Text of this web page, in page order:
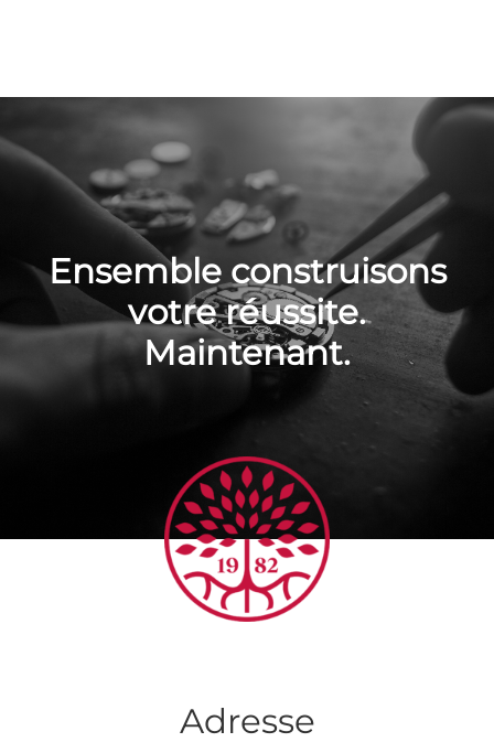
Ensemble construisons
votre réussite.
Maintenant.
Adresse